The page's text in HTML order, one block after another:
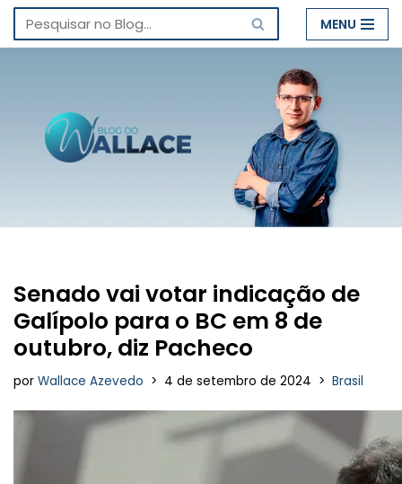
Pular
conteúdo
MENU
Senado vai votar indicação de
Galípolo para o BC em 8 de
outubro, diz Pacheco
por Wallace Azevedo 4 de setembro de 2024 Brasil